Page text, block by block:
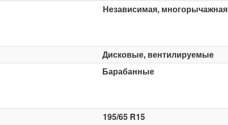
Независимая, многорычажная
Дисковые, вентилируемые
Барабанные
195/65 R15